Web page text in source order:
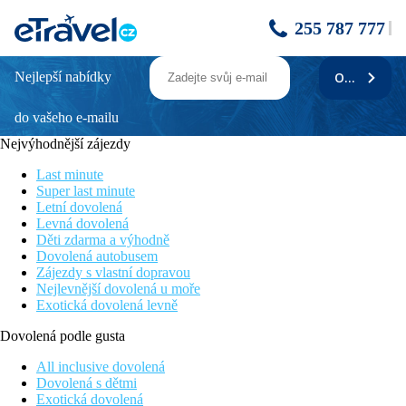
255 787 777
Pestana Ocean Bay All Inclusive Resort
Oblíbený resort se stálou klientelou
Klidná lokalita, ideální k relaxaci
Možnost využití bezplatného autobusu do Funchalu
Přímo u pobřežní promenády, krásné procházky podél moře
Poloha
Na klidném místě přímo u kamenité pláže Praia Formosa, cca 5
km od historického centra Funchalu. Pravidelné spojení do
centra hotelovým autobusem zdarma, možno také pěší
procházkou podél pobřeží propojeném s promenádou Lido
pěším tunelem. Několik barů v blízkém okolí, nákupní centrum
Forum cca 1,5 km. Letiště Funchal 23 km.
Vybavení
Vstupní hala s recepcí, výtahy, hlavní bufetová restaurace,
Nejlepší nabídky
do vašeho e-mailu
ODEBÍRAT
Nejvýhodnější zájezdy
Last minute
Super last minute
Letní dovolená
Levná dovolená
Děti zdarma a výhodně
Dovolená autobusem
Zájezdy s vlastní dopravou
Nejlevnější dovolená u moře
Exotická dovolená levně
Dovolená podle gusta
All inclusive dovolená
Dovolená s dětmi
Exotická dovolená